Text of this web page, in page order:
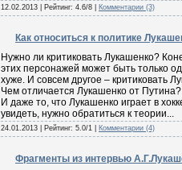
12.02.2013 | Рейтинг: 4.6/8 | Комментарии (3)
Как относиться к политике
Нужно ли критиковать Лукашенко?
этих персонажей может быть только
хуже. И совсем другое – критиковать
Чем отличается Лукашенко от
И даже то, что Лукашенко играет в
увидеть, нужно обратиться к теории...
24.01.2013 | Рейтинг: 5.0/1 | Комментарии (4)
Фрагменты из интервью